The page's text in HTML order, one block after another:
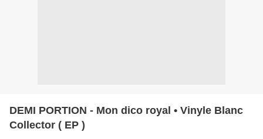
DEMI PORTION - Mon dico royal • Vinyle Blanc
Collector ( EP )